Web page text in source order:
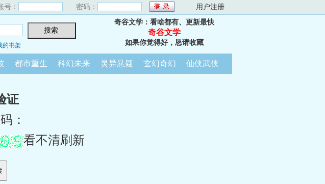
号： 密码： 用户注册
的书架
奇谷文学：看啥都有、更新最快
奇谷文学
如果你觉得好，恳请收藏
都市重生 科幻未来 灵异悬疑 玄幻奇幻 仙侠武侠
证
：
看不清刷新